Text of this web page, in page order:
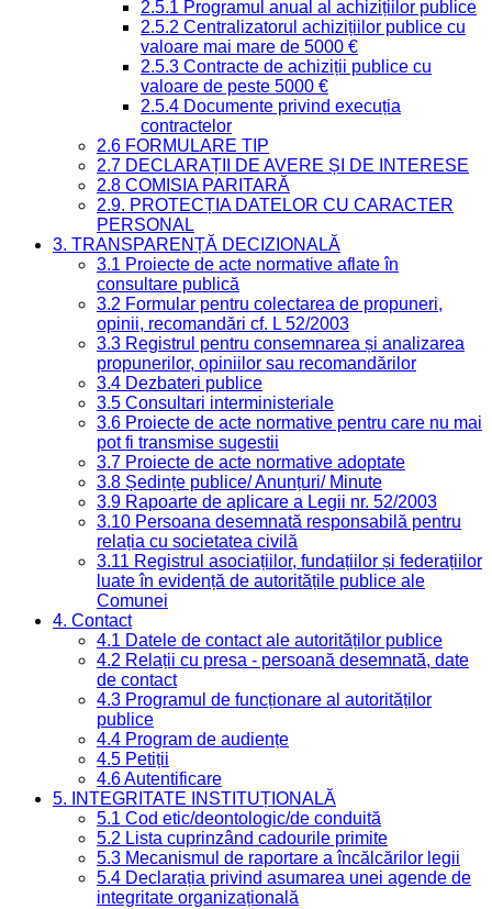
2.5.1 Programul anual al achizițiilor publice
2.5.2 Centralizatorul achizițiilor publice cu
valoare mai mare de 5000 €
2.5.3 Contracte de achiziții publice cu
valoare de peste 5000 €
2.5.4 Documente privind execuția
contractelor
2.6 FORMULARE TIP
2.7 DECLARAȚII DE AVERE ȘI DE INTERESE
2.8 COMISIA PARITARĂ
2.9. PROTECȚIA DATELOR CU CARACTER
PERSONAL
3. TRANSPARENȚĂ DECIZIONALĂ
3.1 Proiecte de acte normative aflate în
consultare publică
3.2 Formular pentru colectarea de propuneri,
opinii, recomandări cf. L 52/2003
3.3 Registrul pentru consemnarea și analizarea
propunerilor, opiniilor sau recomandărilor
3.4 Dezbateri publice
3.5 Consultari interministeriale
3.6 Proiecte de acte normative pentru care nu mai
pot fi transmise sugestii
3.7 Proiecte de acte normative adoptate
3.8 Ședințe publice/ Anunțuri/ Minute
3.9 Rapoarte de aplicare a Legii nr. 52/2003
3.10 Persoana desemnată responsabilă pentru
relația cu societatea civilă
3.11 Registrul asociațiilor, fundațiilor și federațiilor
luate în evidență de autoritățile publice ale
Comunei
4. Contact
4.1 Datele de contact ale autorităților publice
4.2 Relații cu presa - persoană desemnată, date
de contact
4.3 Programul de funcționare al autorităților
publice
4.4 Program de audiențe
4.5 Petiții
4.6 Autentificare
5. INTEGRITATE INSTITUȚIONALĂ
5.1 Cod etic/deontologic/de conduită
5.2 Lista cuprinzând cadourile primite
5.3 Mecanismul de raportare a încălcărilor legii
5.4 Declarația privind asumarea unei agende de
integritate organizațională